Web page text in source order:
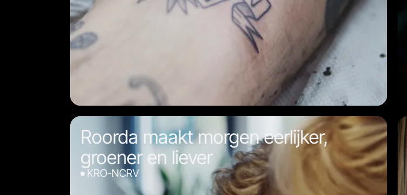
Roorda maakt morgen eerlijker,
groener en liever
KRO-NCRV